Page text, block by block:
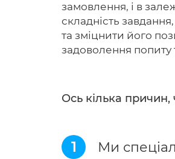
замовлення, і в
складність
та зміцнити його
задоволення попиту
Ось кілька причин,
1 Ми